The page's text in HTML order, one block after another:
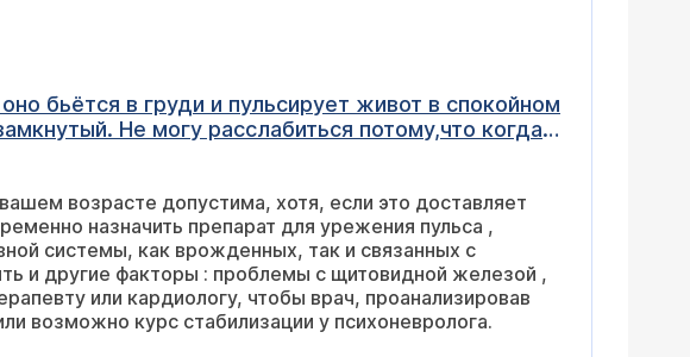
бьётся в груди и пульсирует живот в спокойном
Не могу расслабиться потому,что когда я
опять начало ощущатся. Ещё меня почему то
прямо прыгать в груди. В больнице я только
хотя, если это доставляет
препарат для урежения пульса ,
с щитовидной железой ,
все факторы решил нужна ли вам медикаментозная терапия или возможно курс стабилизации у психоневролога.